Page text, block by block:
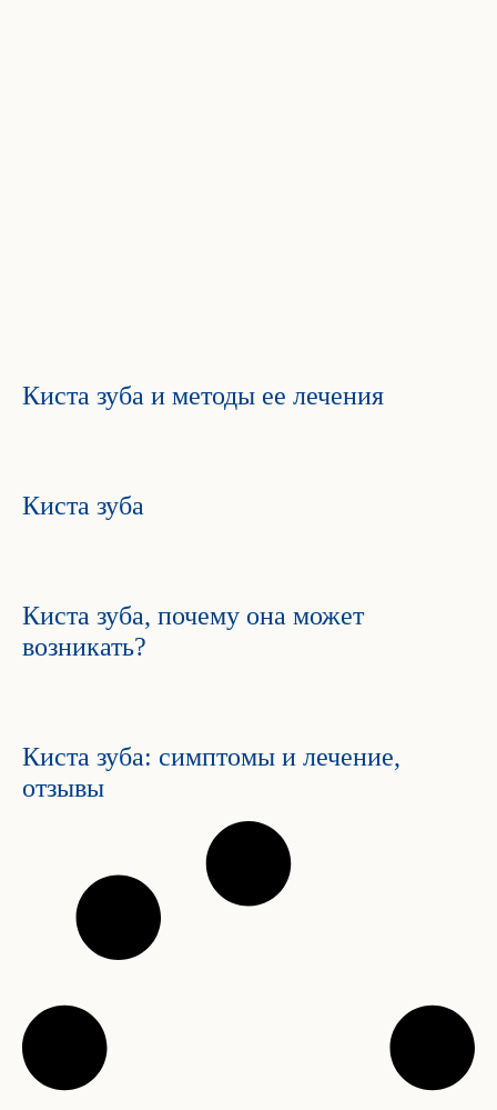
Киста зуба и методы ее лечения
Киста зуба
Киста зуба, почему она может
возникать?
Киста зуба: симптомы и лечение,
отзывы